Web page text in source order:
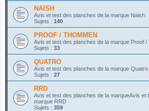
NAISH
Avis et test des planches de la marque Naish
Sujets : 140
PROOF / THOMMEN
Avis et test des planches de la marque Proof /
Sujets : 33
QUATRO
Avis et test des planches de la marque Quatro
Sujets : 27
RRD
Avis et test des planches de la marqueAvis et
marque RRD
Sujets : 359